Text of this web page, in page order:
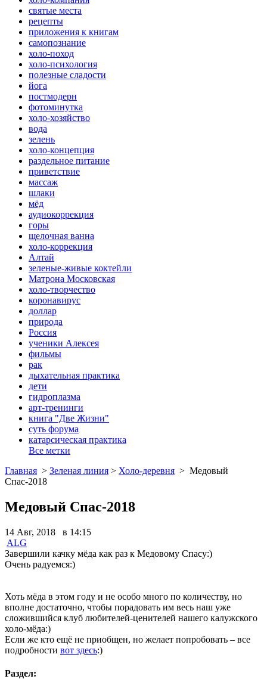
святые места
рецепты
приложения к книгам
самопознание
холо-поход
холо-психология
полезные сладости
йога
постмодерн
фотоминутка
холо-хозяйство
вода
зелень
холо-концепция
раздельное питание
приветствие
массаж
шлаки
мёд
аудиокоррекция
горы
щелочная ванна
холо-коррекция
Алтай
зеленые-живые коктейли
Матрона Московская
холо-творчество
коронавирус
доллар
природа
Россия
ученики Алексея
фильмы
рак
дыхательная практика
дети
гидроплазма
арт-тренинги
книга "Две Жизни"
суть форума
катарсическая практика
Все метки
Главная > Зеленая линия > Холо-деревня > Медовый
Спас-2018
Медовый Спас-2018
14 Авг, 2018 в 14:15
ALG
Завершили качку мёда как раз к Медовому Спасу:)
Очень радуемся:)
Хоть мёда в этом году и не особо много по количеству, но
вполне достаточно, чтобы порадовать им весь наш уже
сложившийся клуб любителей-ценителей нашего калужского
холо-мёда:)
Если же кто ещё не приобщен, но желает попробовать – все
подробности вот здесь:)
Раздел: